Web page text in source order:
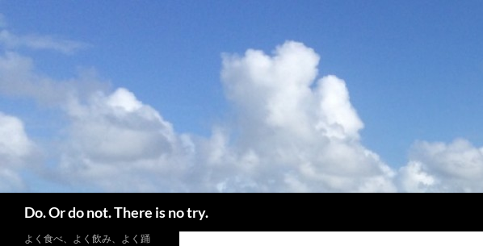
ン
Do. Or do not. There is no try.
よく食べ、よく飲み、よく踊